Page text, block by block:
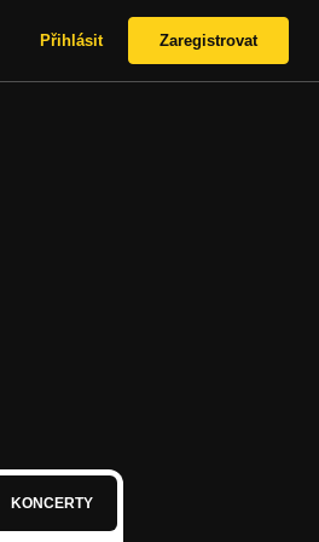
Přihlásit Zaregistrovat
KONCERTY